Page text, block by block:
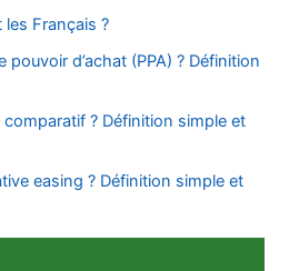
les Français ?
pouvoir d’achat (PPA) ? Définition
comparatif ? Définition simple et
easing ? Définition simple et